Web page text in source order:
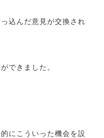
込んだ意見が交換され
できました。
にこういった機会を設